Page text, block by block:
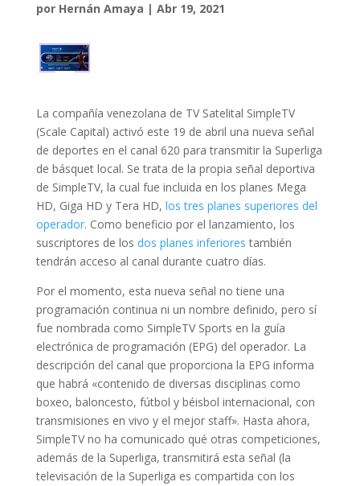
por Hernán Amaya | Abr 19, 2021
La compañía venezolana de TV Satelital SimpleTV
(Scale Capital) activó este 19 de abril una nueva señal
de deportes en el canal 620 para transmitir la Superliga
de básquet local. Se trata de la propia señal deportiva
de SimpleTV, la cual fue incluida en los planes Mega
HD, Giga HD y Tera HD, los tres planes superiores del
operador. Como beneficio por el lanzamiento, los
suscriptores de los dos planes inferiores también
tendrán acceso al canal durante cuatro días.
Por el momento, esta nueva señal no tiene una
programación continua ni un nombre definido, pero sí
fue nombrada como SimpleTV Sports en la guía
electrónica de programación (EPG) del operador. La
descripción del canal que proporciona la EPG informa
que habrá «contenido de diversas disciplinas como
boxeo, baloncesto, fútbol y béisbol internacional, con
transmisiones en vivo y el mejor staff». Hasta ahora,
SimpleTV no ha comunicado qué otras competiciones,
además de la Superliga, transmitirá esta señal (la
televisación de la Superliga es compartida con los